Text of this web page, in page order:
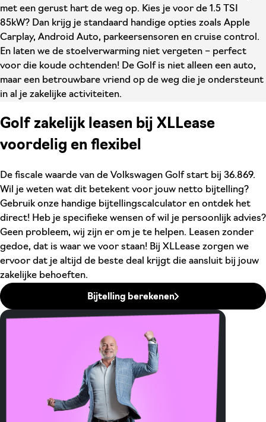
met een gerust hart de weg op. Kies je voor de 1.5 TSI
85kW? Dan krijg je standaard handige opties zoals Apple
Carplay, Android Auto, parkeersensoren en cruise control.
En laten we de stoelverwarming niet vergeten – perfect
voor die koude ochtenden! De Golf is niet alleen een auto,
maar een betrouwbare vriend op de weg die je ondersteunt
in al je zakelijke activiteiten.
Golf zakelijk leasen bij XLLease
voordelig en flexibel
De fiscale waarde van de Volkswagen Golf start bij 36.869.
Wil je weten wat dit betekent voor jouw netto bijtelling?
Gebruik onze handige bijtellingscalculator en ontdek het
direct! Heb je specifieke wensen of wil je persoonlijk advies?
Geen probleem, wij zijn er om je te helpen. Leasen zonder
gedoe, dat is waar we voor staan! Bij XLLease zorgen we
ervoor dat je altijd de beste deal krijgt die aansluit bij jouw
zakelijke behoeften.
Bijtelling berekenen